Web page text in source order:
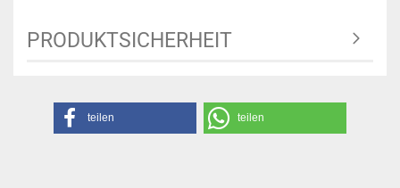
PRODUKTSICHERHEIT
teilen teilen